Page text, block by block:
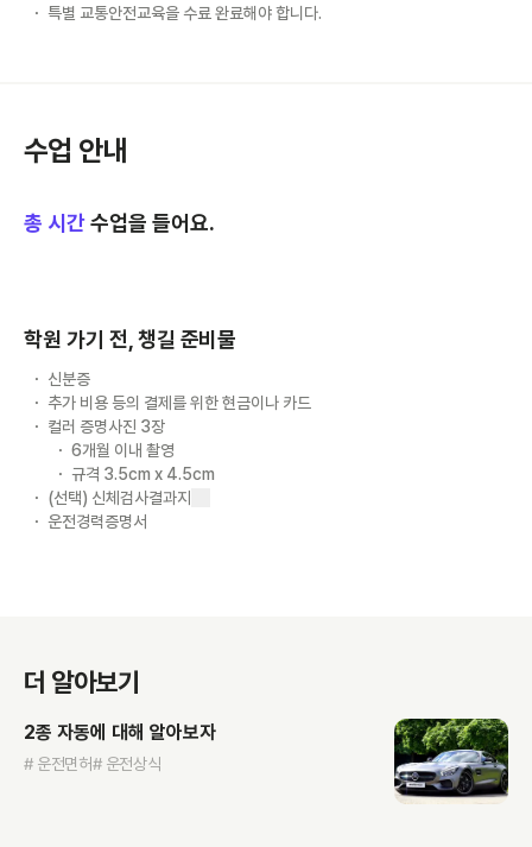
특별 교통안전교육을 수료 완료해야 합니다.
수업 안내
총 시간수업을 들어요.
학원 가기 전, 챙길 준비물
신분증
추가 비용 등의 결제를 위한 현금이나 카드
컬러 증명사진 3장
6개월 이내 촬영
규격 3.5cm x 4.5cm
(선택) 신체검사결과지
운전경력증명서
더 알아보기
2종 자동에 대해 알아보자
# 운전면허# 운전상식